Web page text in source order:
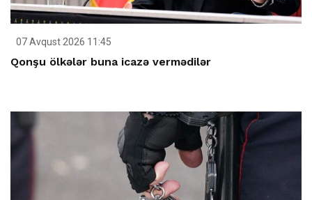
07 Avqust 2026 11:45
Qonşu ölkələr buna icazə vermədilər